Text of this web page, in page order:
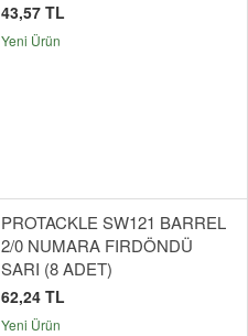
43,57 TL
Yeni Ürün
PROTACKLE SW121 BARREL
2/0 NUMARA FIRDÖNDÜ
SARI (8 ADET)
62,24 TL
Yeni Ürün